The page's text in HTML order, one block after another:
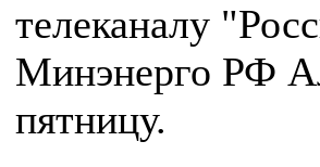
телеканалу
Минэнерго РФ
пятницу.